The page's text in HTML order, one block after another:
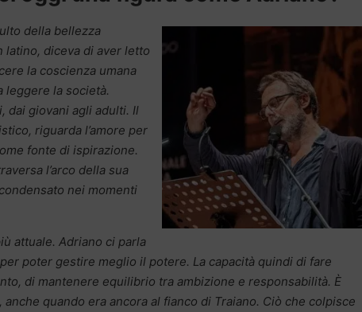
della bellezza
latino, diceva di aver letto
la coscienza umana
leggere la società.
dai giovani agli adulti. Il
riguarda l’amore per
fonte di ispirazione.
l’arco della sua
nei momenti
attuale. Adriano ci parla
poter gestire meglio il potere. La capacità quindi di fare
di mantenere equilibrio tra ambizione e responsabilità. È
quando era ancora al fianco di Traiano. Ciò che colpisce